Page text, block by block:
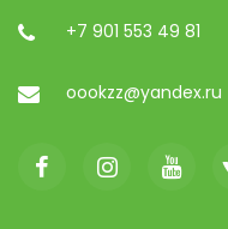
+7 901 553 49 81
oookzz@yandex.ru